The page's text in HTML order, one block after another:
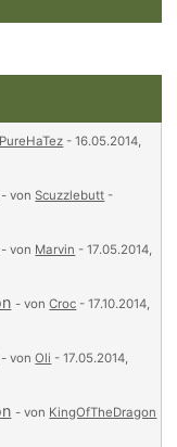
- 16.05.2014,
- vonScuzzlebutt -
- von Marvin - 17.05.2014,
- vonCroc - 17.10.2014,
- vonOli - 17.05.2014,
- von KingOfTheDragon